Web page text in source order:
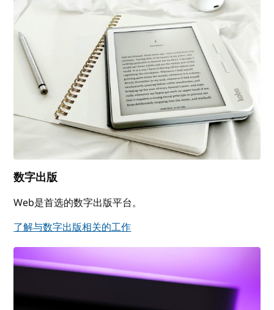
数字出版
Web是首选的数字出版平台。
了解与数字出版相关的工作